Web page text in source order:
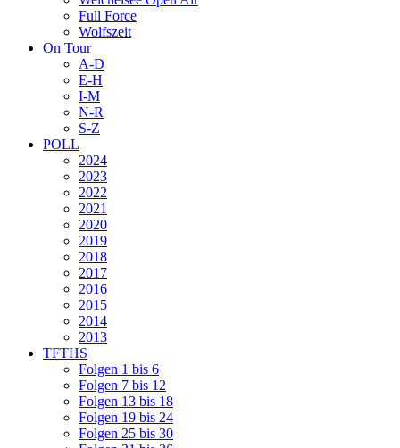
Full Force
Wolfszeit
On Tour
A-D
E-H
I-M
N-R
S-Z
POLL
2024
2023
2022
2021
2020
2019
2018
2017
2016
2015
2014
2013
TFTHS
Folgen 1 bis 6
Folgen 7 bis 12
Folgen 13 bis 18
Folgen 19 bis 24
Folgen 25 bis 30